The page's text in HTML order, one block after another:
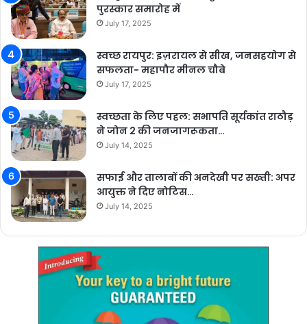
पुरस्कार समारोह में
July 17, 2025
स्वच्छ रायपुर: इज़रायल से सीख, जनसहयोग से
सफलता- महापौर मीनल चौबे
July 17, 2025
स्वच्छता के लिए पहल: सभापति सूर्यकांत राठौड़
ने जोन 2 की जनजागरूकता…
July 14, 2025
सफाई और तालाबों की अनदेखी पर सख्ती: अपर
आयुक्त ने दिए नोटिस…
July 14, 2025